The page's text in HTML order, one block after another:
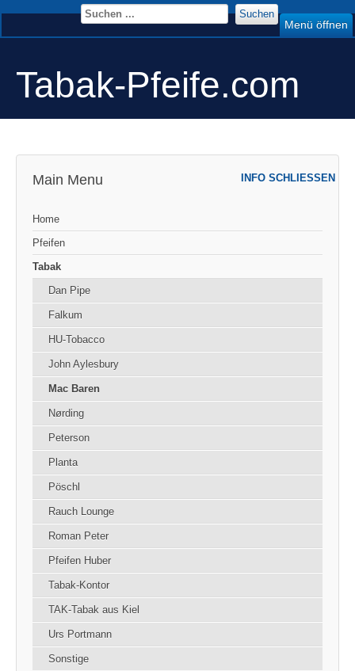
Tabak-Pfeife.com
Suchen
Menü öffnen
Main Menu
Home
Pfeifen
Tabak
Dan Pipe
Falkum
HU-Tobacco
John Aylesbury
Mac Baren
Nørding
Peterson
Planta
Pöschl
Rauch Lounge
Roman Peter
Pfeifen Huber
Tabak-Kontor
TAK-Tabak aus Kiel
Urs Portmann
Sonstige
INFO SCHLIESSEN